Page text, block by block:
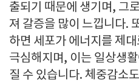
출되기 때문에 생기며, 그
져 갈증을 많이 느낍니다.
하면 세포가 에너지를 제
극심해지며, 이는 일상생
질 수 있습니다. 체중감소